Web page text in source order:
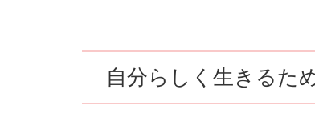
自分らしく生きるた